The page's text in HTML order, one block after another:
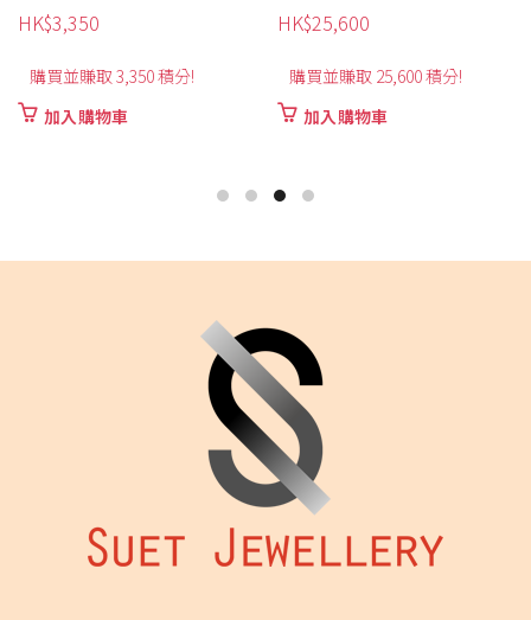
HK$25,600
購買並賺取 25,600 積分!
加入購物車
HK$9,030
購買並賺取 9,030 積分!
加入購物車